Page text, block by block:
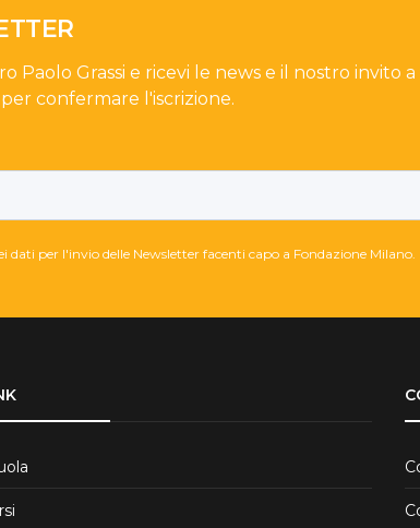
Paolo Grassi e ricevi le news e il nostro invito
confermare l'iscrizione.
dati per l'invio delle Newsletter facenti capo a Fondazione Milano.